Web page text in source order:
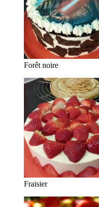
Forêt noire
Fraisier